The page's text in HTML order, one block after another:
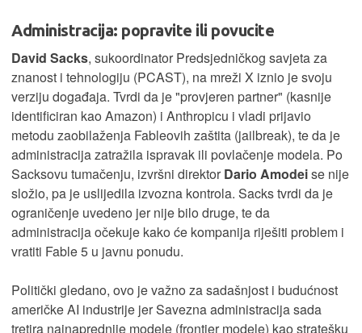
Administracija: popravite ili povucite
David Sacks, sukoordinator Predsjedničkog savjeta za
znanost i tehnologiju (PCAST), na mreži X iznio je svoju
verziju događaja. Tvrdi da je "provjeren partner" (kasnije
identificiran kao Amazon) i Anthropicu i vladi prijavio
metodu zaobilaženja Fableovih zaštita (jailbreak), te da je
administracija zatražila ispravak ili povlačenje modela. Po
Sacksovu tumačenju, izvršni direktor Dario Amodeise nije
složio, pa je uslijedila izvozna kontrola. Sacks tvrdi da je
ograničenje uvedeno jer nije bilo druge, te da
administracija očekuje kako će kompanija riješiti problem i
vratiti Fable 5 u javnu ponudu.
Politički gledano, ovo je važno za sadašnjost i budućnost
američke AI industrije jer Savezna administracija sada
tretira najnaprednije modele (frontier modele) kao stratešku